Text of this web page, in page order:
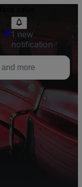
1 new
notification